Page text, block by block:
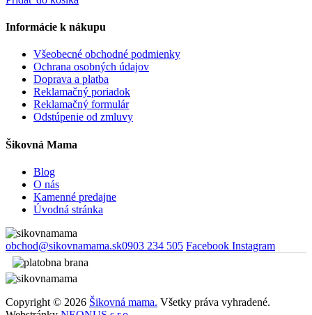
Informácie k nákupu
Všeobecné obchodné podmienky
Ochrana osobných údajov
Doprava a platba
Reklamačný poriadok
Reklamačný formulár
Odstúpenie od zmluvy
Šikovná Mama
Blog
O nás
Kamenné predajne
Úvodná stránka
obchod@sikovnamama.sk0903 234 505 Facebook Instagram
Copyright © 2026 Šikovná mama. Všetky práva vyhradené.